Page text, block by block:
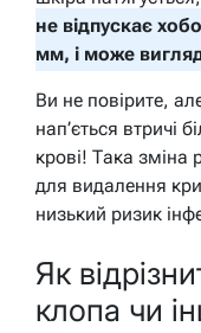
не відпускає
мм, і може
Ви не повірите,
нап’ється втричі
крові! Така зміна
для видалення
низький ризик
Як
клопа чи